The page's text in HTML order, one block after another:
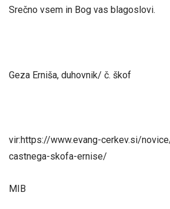
Srečno vsem in Bog vas blagoslovi.
Geza Erniša, duhovnik/ č. škof
vir:https://www.evang-cerkev.si/
castnega-skofa-ernise/
MIB